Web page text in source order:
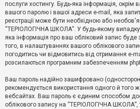
П
о
ш
у
Д
о
м
о
г
послуги хостингу. Будь-яка інформація, окрім
вашого паролю і вашої адреси e-mail, яка
реєстрації може бути необхідною або
“ТЕРІОЛОГІЧНА ШКОЛА”. У будь-якому
яка інформація про ваш обліковий запис буде
того, в налаштуваннях вашого облікового
погодитись чи відмовитись від отримання e-
розсилаються програмним забезпеченням
Ваш пароль надійно зашифровано
рекомендується використання одного й того
вебсайтах. Ваш пароль є єдиним способом
облікового запису на “ТЕРІОЛОГІЧНА ШКОЛА”,